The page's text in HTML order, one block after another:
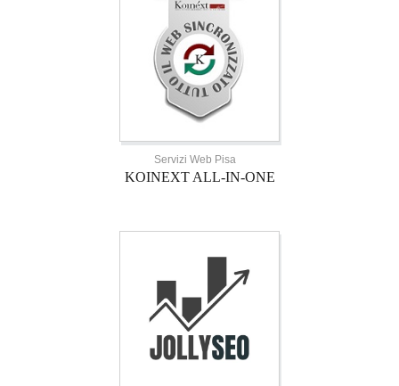
Servizi Web Pisa
KOINEXT ALL-IN-ONE